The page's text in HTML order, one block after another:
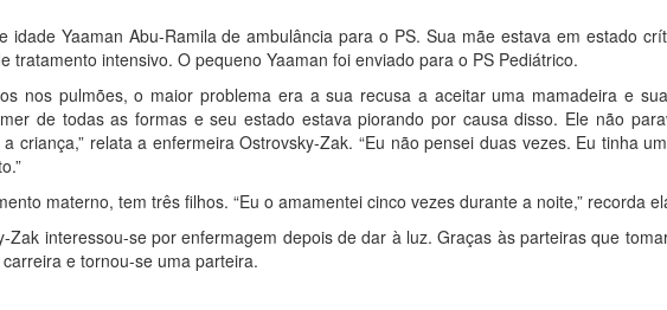
Yaaman Abu-Ramila de ambulância para o PS. Sua mãe estava em estado
intensivo. O pequeno Yaaman foi enviado para o PS Pediátrico.
nos pulmões, o maior problema era a sua recusa a aceitar uma mamadeira e
de todas as formas e seu estado estava piorando por causa disso. Ele não
relata a enfermeira Ostrovsky-Zak. “Eu não pensei duas vezes. Eu tinha
materno, tem três filhos. “Eu o amamentei cinco vezes durante a noite,” recorda
interessou-se por enfermagem depois de dar à luz. Graças às parteiras que
e tornou-se uma parteira.